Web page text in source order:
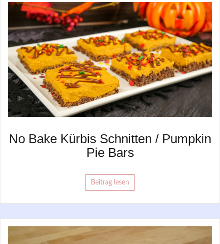
No Bake Kürbis Schnitten / Pumpkin
Pie Bars
Beitrag lesen